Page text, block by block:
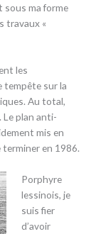
sous ma forme
travaux «
les
tempête sur la
Au total,
Le plan anti-
mis en
en 1986.
Porphyre
lessinois, je
suis fier
d’avoir